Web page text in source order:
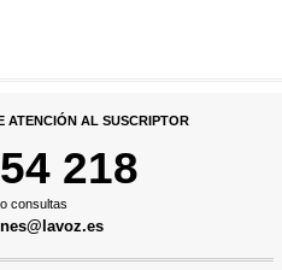
ATENCIÓN AL SUSCRIPTOR
218
consultas